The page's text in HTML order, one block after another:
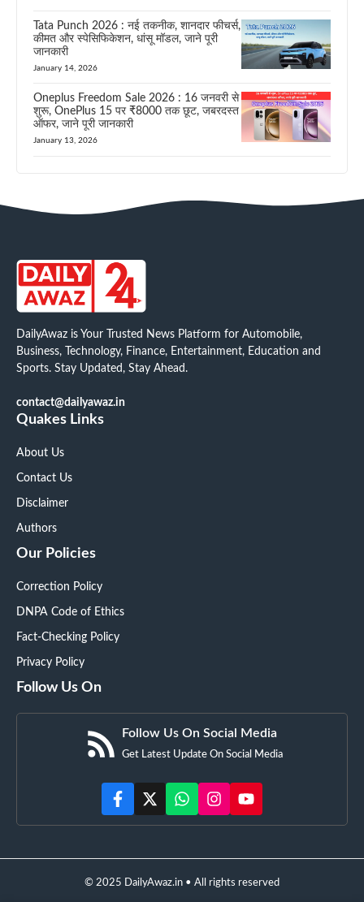
Tata Punch 2026 : नई तकनीक, शानदार फीचर्स,
कीमत और स्पेसिफिकेशन, धांसू मॉडल, जाने पूरी
जानकारी
January 14, 2026
Oneplus Freedom Sale 2026 : 16 जनवरी से
शुरू, OnePlus 15 पर ₹8000 तक छूट, जबरदस्त
ऑफर, जाने पूरी जानकारी
January 13, 2026
DailyAwaz is Your Trusted News Platform for Automobile,
Business, Technology, Finance, Entertainment, Education and
Sports. Stay Updated, Stay Ahead.
contact@dailyawaz.in
Quakes Links
About Us
Contact Us
Disclaimer
Authors
Our Policies
Correction Policy
DNPA Code of Ethics
Fact-Checking Policy
Privacy Policy
Follow Us On
Follow Us On Social Media
Get Latest Update On Social Media
© 2025 DailyAwaz.in • All rights reserved